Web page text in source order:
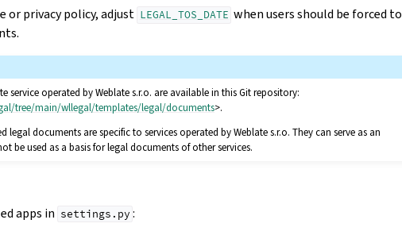
or privacy policy, adjust LEGAL_TOS_DATE when users should be forced to
service operated by Weblate s.r.o. are available in this Git repository:
tree/main/wllegal/templates/legal/documents>.
legal documents are specific to services operated by Weblate s.r.o. They can serve as an
be used as a basis for legal documents of other services.
apps in settings.py :